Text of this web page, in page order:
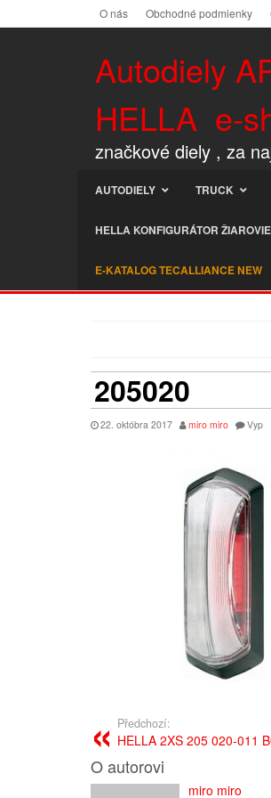
O nás Obchodné podmienky
Autodiely
HELLA e-
značkové diely , za
AUTODIELY TRUCK
HELLA KONFIGURÁTOR
E-KATALOG TECALLIANCE NEW
205020
22. októbra 2017 miro miro Vyp
Předchozí:
HELLA 2XS 205 020-011
O autorovi
miro miro